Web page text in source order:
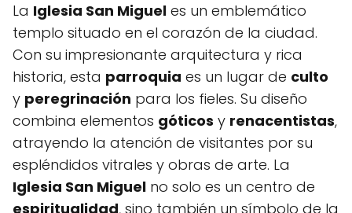
La Iglesia San Miguel es un emblemático
templo situado en el corazón de la ciudad.
Con su impresionante arquitectura y rica
historia, esta parroquia es un lugar de culto
y peregrinación para los fieles. Su diseño
combina elementos góticos y renacentistas,
atrayendo la atención de visitantes por su
espléndidos vitrales y obras de arte. La
Iglesia San Miguel no solo es un centro de
espiritualidad, sino también un símbolo de la